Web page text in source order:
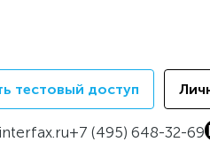
тестовый доступ
+7 (495) 648-32-69